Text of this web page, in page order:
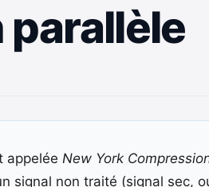
appelée New York
signal non traité (signal sec,